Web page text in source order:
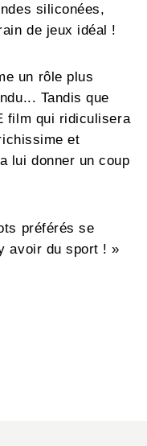
siliconées,
de jeux idéal !
un rôle plus
Tandis que
film qui ridiculisera
et
lui donner un coup
préférés se
: « Haro, Duc ! ‘Va y avoir du sport ! »